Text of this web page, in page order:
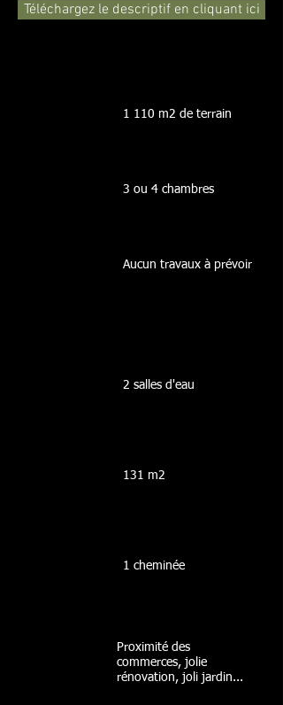
Téléchargez le descriptif en cliquant ici
1 110 m2 de terrain
3 ou 4 chambres
Aucun travaux à prévoir
2 salles d'eau
131 m2
1 cheminée
Proximité des
commerces, jolie
rénovation, joli jardin...